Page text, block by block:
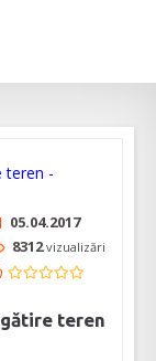
05.04.2017
8312vizualizări
teren